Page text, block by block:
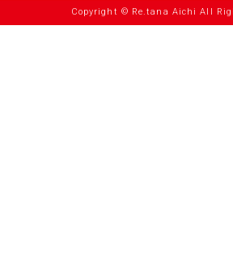
Copyright © Re.tana Aichi All